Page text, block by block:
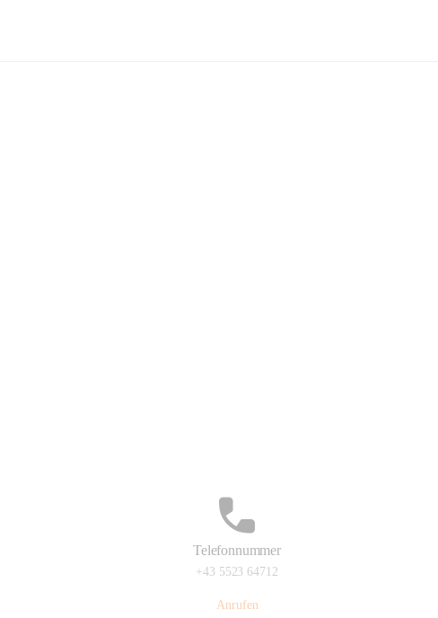
Telefonnummer
+43 5523 64712
Anrufen